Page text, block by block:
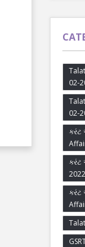
02-
02-
કરંટ
કરંટ
કરંટ